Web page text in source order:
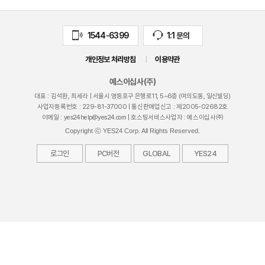
1544-6399 1:1 문의
개인정보 처리방침 이용약관
예스이십사(주)
대표 : 김석환, 최세라 | 서울시 영등포구 은행로11, 5~6층 (여의도동, 일신빌딩)
사업자등록번호 : 229-81-37000 | 통신판매업신고 : 제2005-02682호
이메일 : yes24help@yes24.com | 호스팅서비스사업자 : 예스이십사㈜
Copyright ⓒ YES24 Corp. All Rights Reserved.
로그인 PC버전 GLOBAL YES24